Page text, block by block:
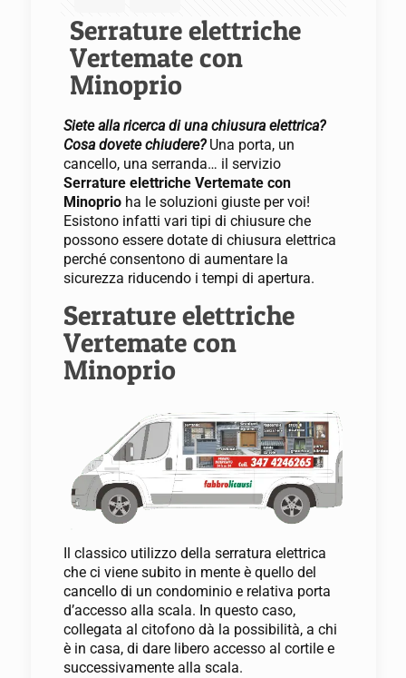
Serrature elettriche
Vertemate con
Minoprio
Siete alla ricerca di una chiusura elettrica?
Cosa dovete chiudere?Una porta, un
cancello, una serranda… il servizio
Serrature elettriche Vertemate con
Minoprio ha le soluzioni giuste per voi!
Esistono infatti vari tipi di chiusure che
possono essere dotate di chiusura elettrica
perché consentono di aumentare la
sicurezza riducendo i tempi di apertura.
Serrature elettriche
Vertemate con
Minoprio
Il classico utilizzo della serratura elettrica
che ci viene subito in mente è quello del
cancello di un condominio e relativa porta
d’accesso alla scala. In questo caso,
collegata al citofono dà la possibilità, a chi
è in casa, di dare libero accesso al cortile e
successivamente alla scala.